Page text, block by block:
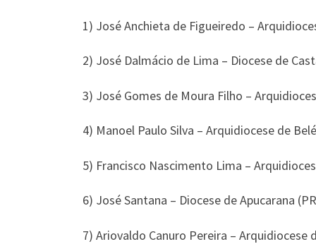
1) José Anchieta de Figueiredo –
2) José Dalmácio de Lima – Diocese de
3) José Gomes de Moura Filho –
4) Manoel Paulo Silva – Arquidiocese de
5) Francisco Nascimento Lima –
6) José Santana – Diocese de Apucarana
7) Ariovaldo Canuro Pereira – Arquidiocese